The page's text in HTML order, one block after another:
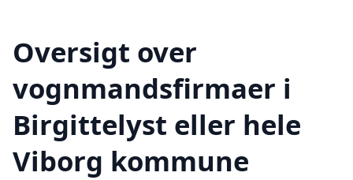
Oversigt over
vognmandsfirmaer i
Birgittelyst eller hele
Viborg kommune